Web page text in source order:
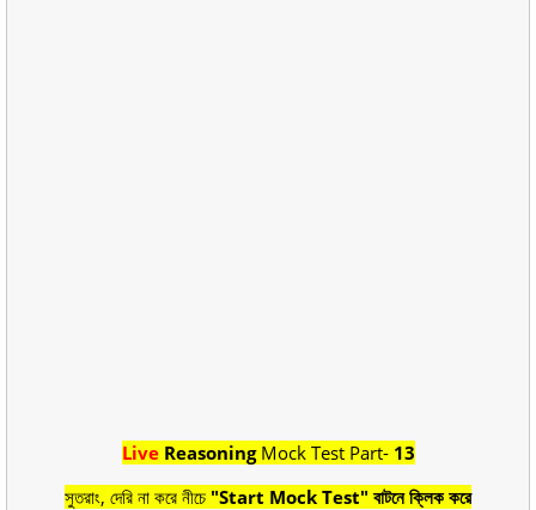
Live ReasoningMock Test Part-13
সুতরাং, দেরি না করে নীচে "Start Mock Test" বাটনে ক্লিক করে